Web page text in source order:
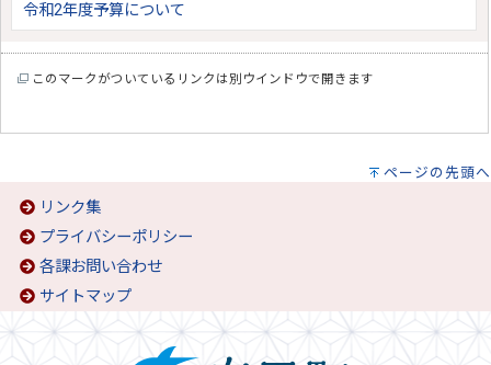
令和2年度予算について
このマークがついているリンクは別ウインドウで開きます
ページの先頭へ
リンク集
プライバシーポリシー
各課お問い合わせ
サイトマップ